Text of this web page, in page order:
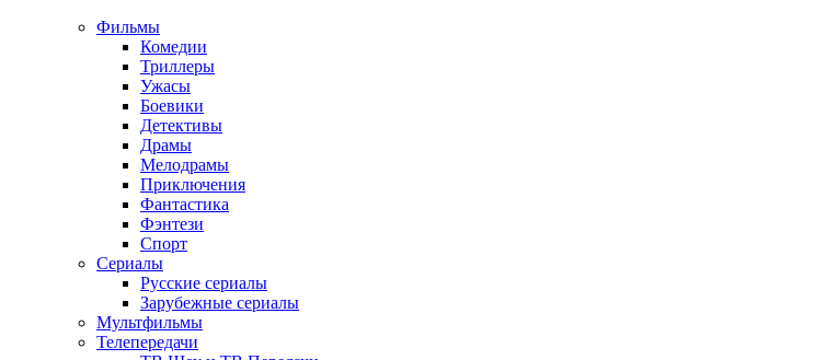
Фильмы
Комедии
Триллеры
Ужасы
Боевики
Детективы
Драмы
Мелодрамы
Приключения
Фантастика
Фэнтези
Спорт
Сериалы
Русские сериалы
Зарубежные сериалы
Мультфильмы
Телепередачи